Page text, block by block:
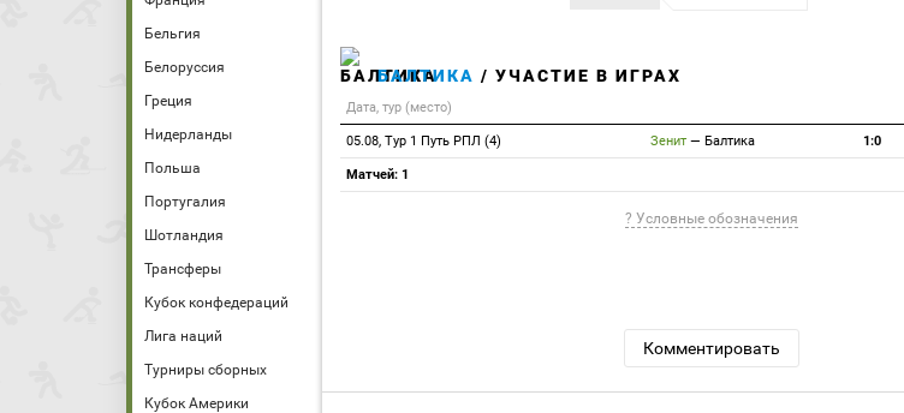
Бельгия
Белоруссия
Греция
Нидерланды
Польша
Португалия
Шотландия
Трансферы
Кубок конфедераций
Лига наций
Турниры сборных
Кубок Америки
БАЛТИКА / УЧАСТИЕ В ИГРАХ
Дата, тур (место)
05.08, Тур 1 Путь РПЛ (4) Зенит — Балтика 1:0
Матчей: 1
? Условные обозначения
Комментировать